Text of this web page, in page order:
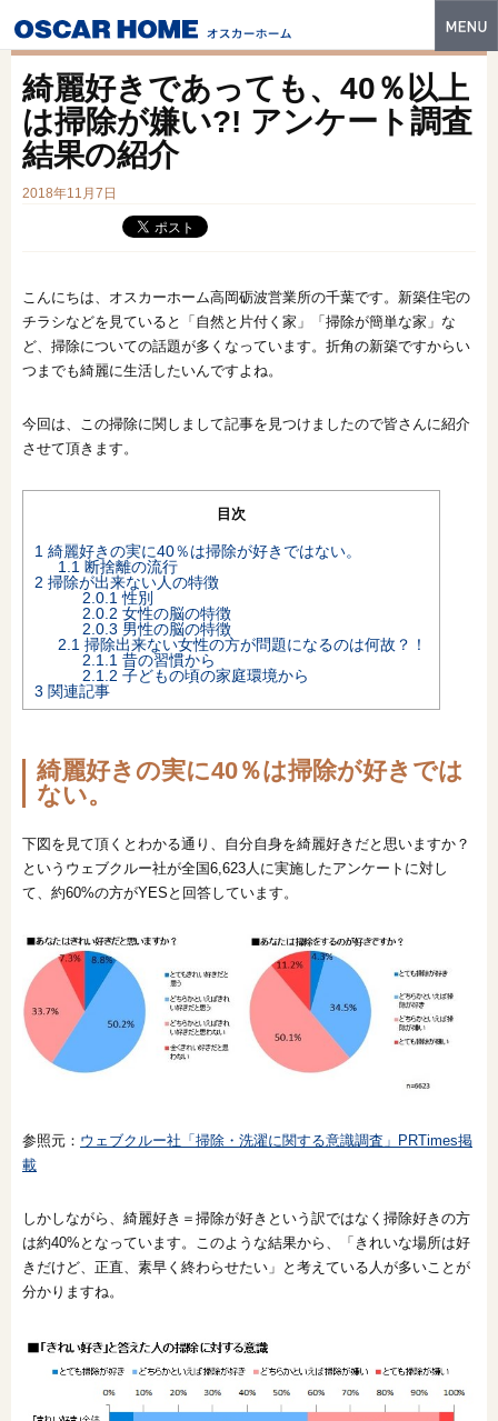
特長
建築実例
フォトギャラリー
スマートセレクト
綺麗好きであっても、40％以上
は掃除が嫌い?! アンケート調査
結果の紹介
2018年11月7日
こんにちは、オスカーホーム高岡砺波営業所の千葉です。新築住宅の
チラシなどを見ていると「自然と片付く家」「掃除が簡単な家」な
ど、掃除についての話題が多くなっています。折角の新築ですからい
つまでも綺麗に生活したいんですよね。
今回は、この掃除に関しまして記事を見つけましたので皆さんに紹介
させて頂きます。
目次
1 綺麗好きの実に40％は掃除が好きではない。
1.1 断捨離の流行
2 掃除が出来ない人の特徴
2.0.1 性別
2.0.2 女性の脳の特徴
2.0.3 男性の脳の特徴
2.1 掃除出来ない女性の方が問題になるのは何故？！
2.1.1 昔の習慣から
2.1.2 子どもの頃の家庭環境から
3 関連記事
綺麗好きの実に40％は掃除が好きでは
ない。
下図を見て頂くとわかる通り、自分自身を綺麗好きだと思いますか？
というウェブクルー社が全国6,623人に実施したアンケートに対し
て、約60%の方がYESと回答しています。
参照元： ウェブクルー社「掃除・洗濯に関する意識調査」PRTimes掲
載
しかしながら、綺麗好き＝掃除が好きという訳ではなく掃除好きの方
は約40%となっています。このような結果から、「きれいな場所は好
きだけど、正直、素早く終わらせたい」と考えている人が多いことが
分かりますね。